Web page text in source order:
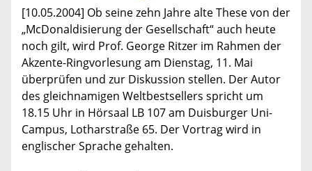
[10.05.2004] Ob seine zehn Jahre alte These von der
„McDonaldisierung der Gesellschaft“ auch heute
noch gilt, wird Prof. George Ritzer im Rahmen der
Akzente-Ringvorlesung am Dienstag, 11. Mai
überprüfen und zur Diskussion stellen. Der Autor
des gleichnamigen Weltbestsellers spricht um
18.15 Uhr in Hörsaal LB 107 am Duisburger Uni-
Campus, Lotharstraße 65. Der Vortrag wird in
englischer Sprache gehalten.